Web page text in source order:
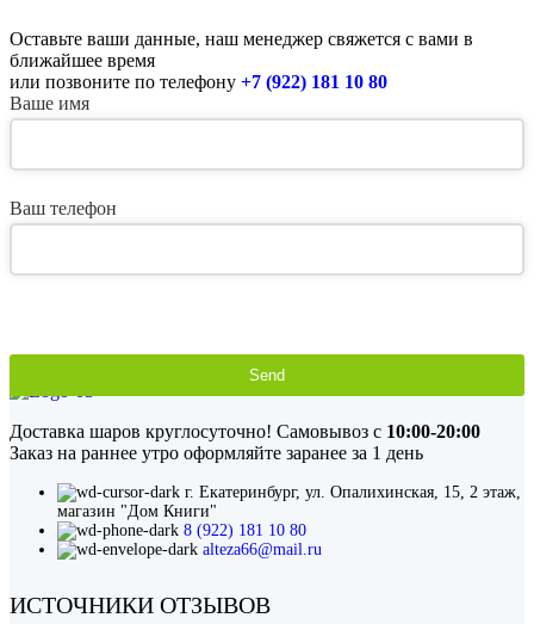
Оставьте ваши данные, наш менеджер свяжется с вами в
ближайшее время
или позвоните по телефону +7 (922) 181 10 80
Ваше имя
Ваш телефон
Send
This
should
be
blank
Доставка шаров круглосуточно! Самовывоз с 10:00-20:00
Заказ на раннее утро оформляйте заранее за 1 день
г. Екатеринбург, ул. Опалихинская, 15, 2 этаж,
магазин "Дом Книги"
8 (922) 181 10 80
alteza66@mail.ru
ИСТОЧНИКИ ОТЗЫВОВ